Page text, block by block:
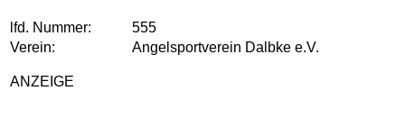
lfd. Nummer:
555
Verein:
Angelsportverein Dalbke e.V.
ANZEIGE